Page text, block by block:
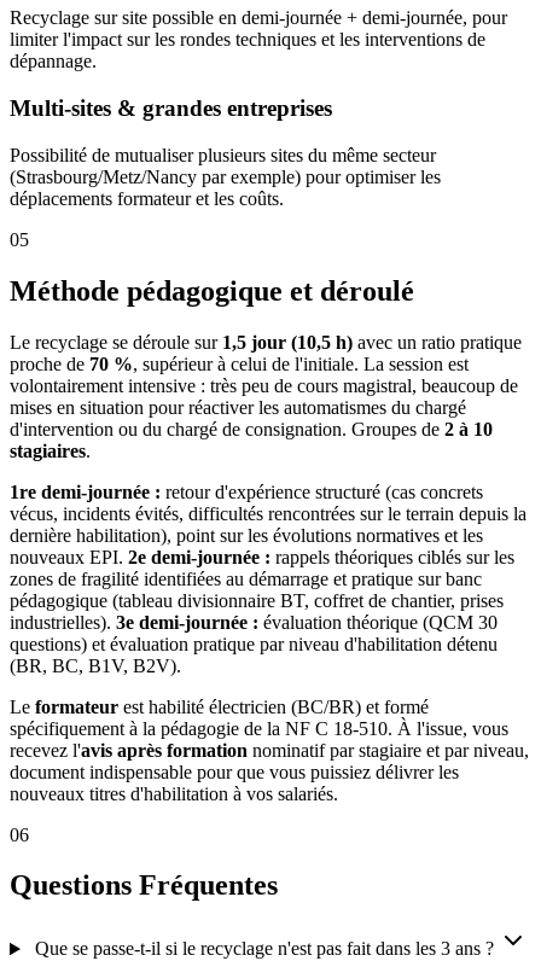
Recyclage sur site possible en demi-journée + demi-journée, pour
limiter l'impact sur les rondes techniques et les interventions de
dépannage.
Multi-sites & grandes entreprises
Possibilité de mutualiser plusieurs sites du même secteur
(Strasbourg/Metz/Nancy par exemple) pour optimiser les
déplacements formateur et les coûts.
05
Méthode pédagogique et déroulé
Le recyclage se déroule sur 1,5 jour (10,5 h) avec un ratio pratique
proche de 70 %, supérieur à celui de l'initiale. La session est
volontairement intensive : très peu de cours magistral, beaucoup de
mises en situation pour réactiver les automatismes du chargé
d'intervention ou du chargé de consignation. Groupes de 2 à 10
stagiaires.
1re demi-journée : retour d'expérience structuré (cas concrets
vécus, incidents évités, difficultés rencontrées sur le terrain depuis la
dernière habilitation), point sur les évolutions normatives et les
nouveaux EPI. 2e demi-journée : rappels théoriques ciblés sur les
zones de fragilité identifiées au démarrage et pratique sur banc
pédagogique (tableau divisionnaire BT, coffret de chantier, prises
industrielles). 3e demi-journée : évaluation théorique (QCM 30
questions) et évaluation pratique par niveau d'habilitation détenu
(BR, BC, B1V, B2V).
Le formateur est habilité électricien (BC/BR) et formé
spécifiquement à la pédagogie de la NF C 18-510. À l'issue, vous
recevez l'avis après formation nominatif par stagiaire et par niveau,
document indispensable pour que vous puissiez délivrer les
nouveaux titres d'habilitation à vos salariés.
06
Questions Fréquentes
Que se passe-t-il si le recyclage n'est pas fait dans les 3 ans ?